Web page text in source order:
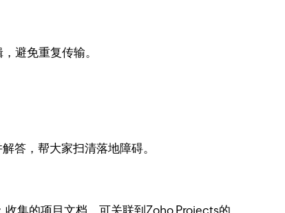
避免重复传输。
答，帮大家扫清落地障碍。
集的项目文档，可关联到Zoho Projects的